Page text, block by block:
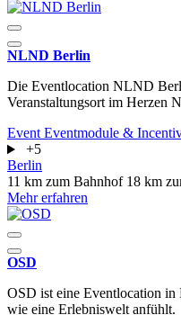
NLND Berlin
Die Eventlocation NLND
Veranstaltungsort im Herzen
Event Eventmodule &
+5
Berlin
11 km zum Bahnhof 18 km
Mehr erfahren
OSD
OSD ist eine Eventlocation in
wie eine Erlebniswelt anfühlt.